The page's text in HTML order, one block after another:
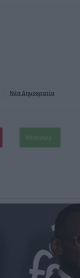
Νέα Δημοκρατία
WhatsApp